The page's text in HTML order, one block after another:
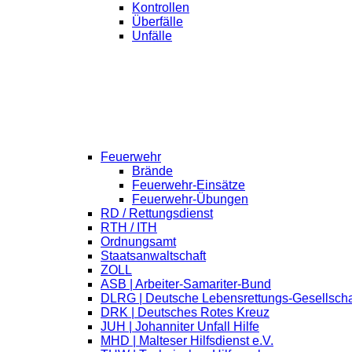
Kontrollen
Überfälle
Unfälle
Feuerwehr
Brände
Feuerwehr-Einsätze
Feuerwehr-Übungen
RD / Rettungsdienst
RTH / ITH
Ordnungsamt
Staatsanwaltschaft
ZOLL
ASB | Arbeiter-Samariter-Bund
DLRG | Deutsche Lebensrettungs-
DRK | Deutsches Rotes Kreuz
JUH | Johanniter Unfall Hilfe
MHD | Malteser Hilfsdienst e.V.